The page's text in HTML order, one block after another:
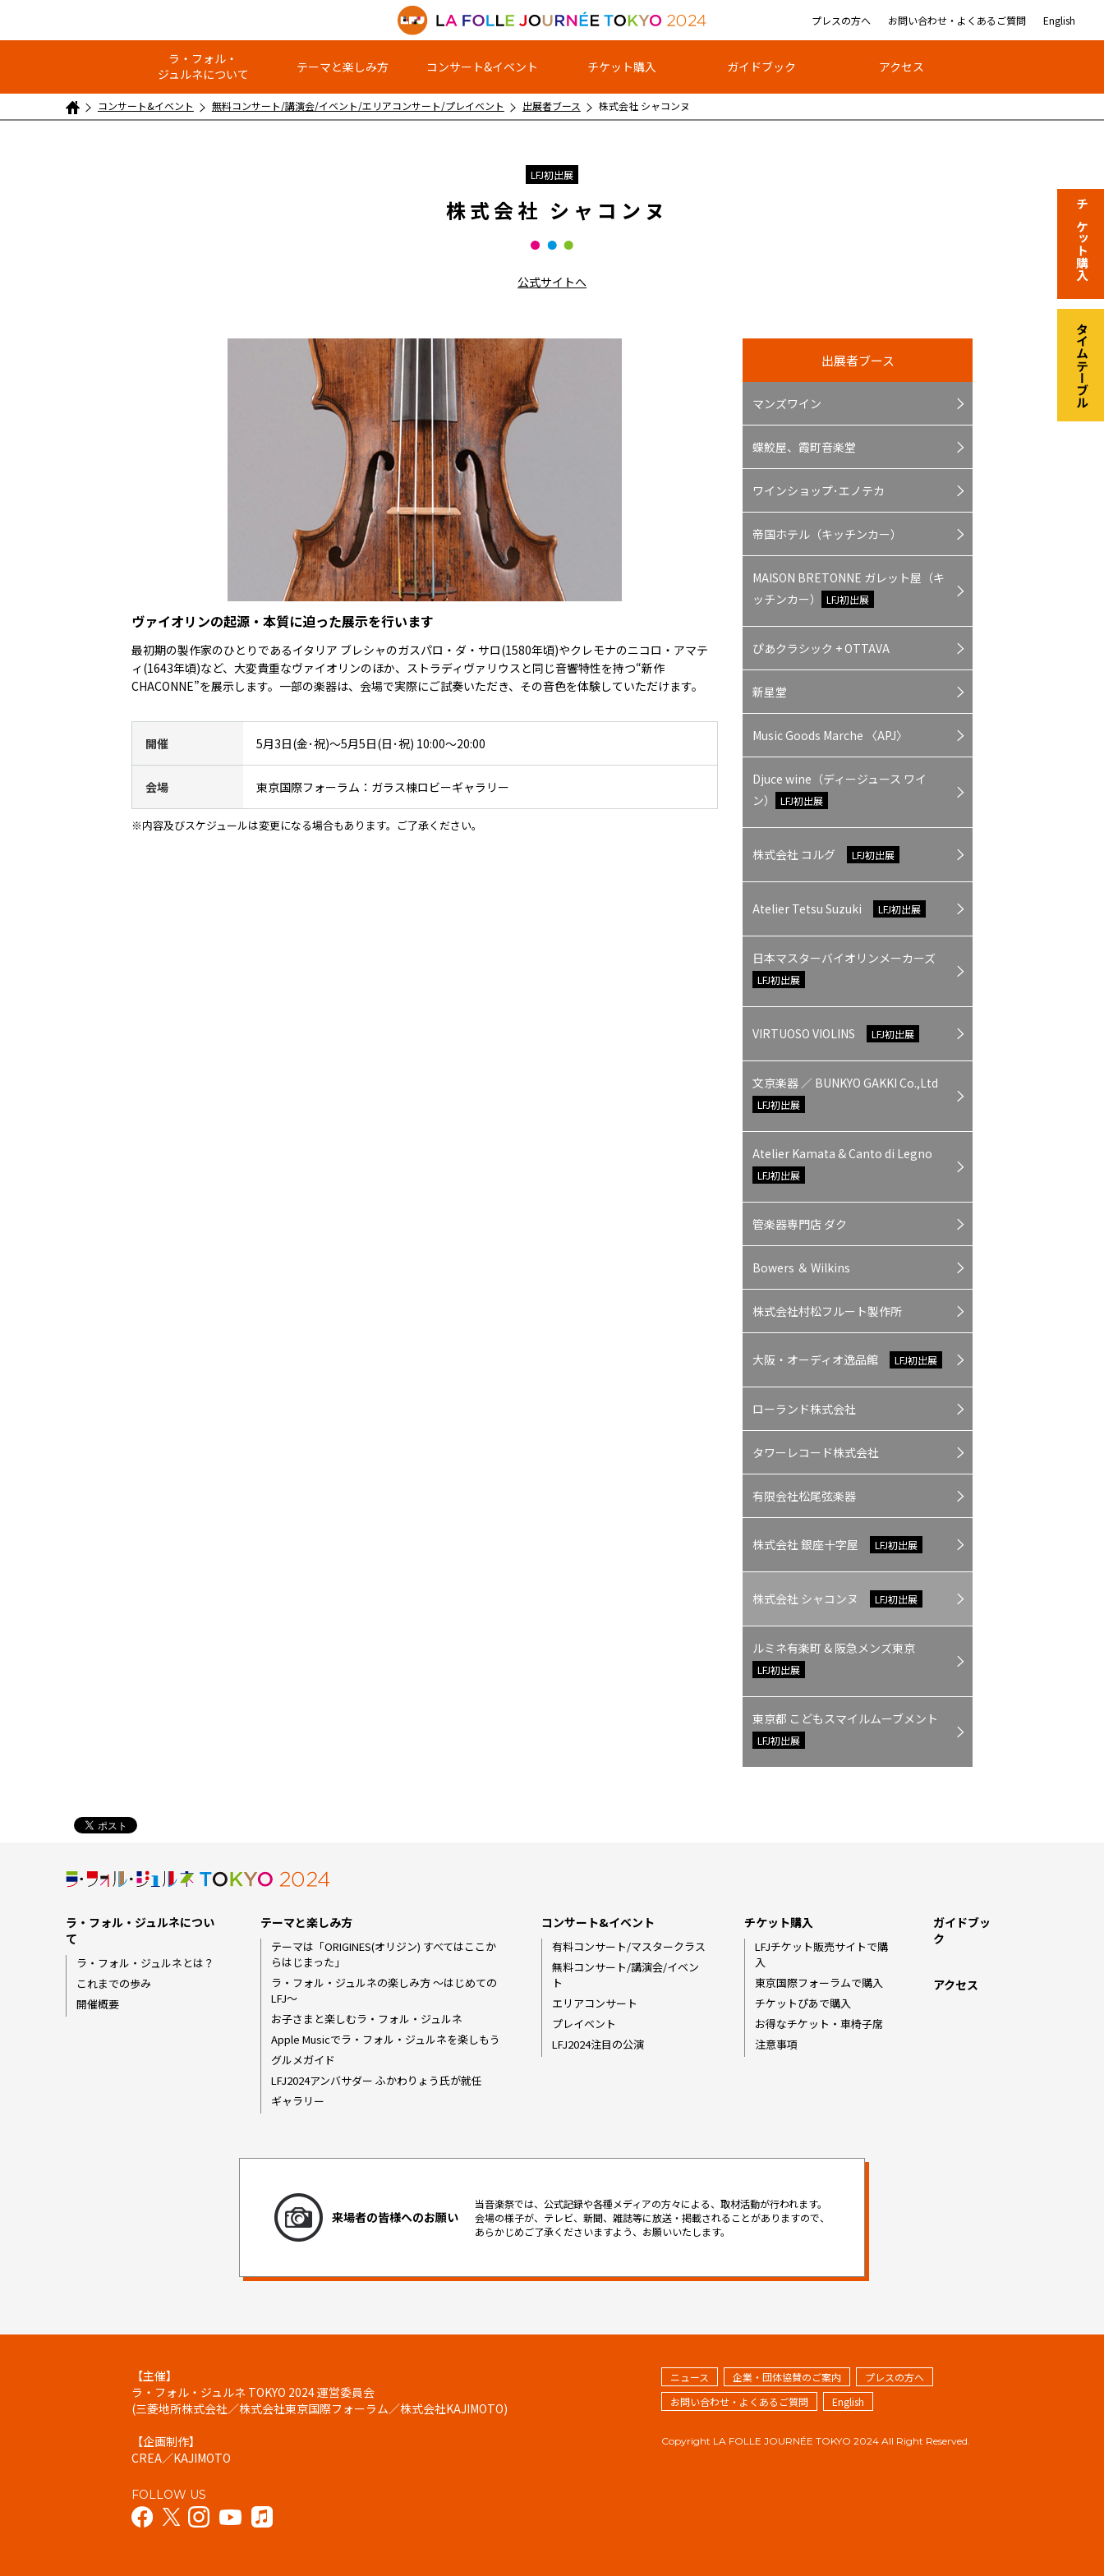
プレスの方へ お問い合わせ・よくあるご質問 English
ラ・フォル・
ジュルネについて
テーマと楽しみ方 コンサート&イベント チケット購入 ガイドブック アクセス
コンサート&イベント 無料コンサート/講演会/イベント/エリアコンサート/プレイベント 出展者ブース 株式会社 シャコンヌ
LFJ初出展
株式会社 シャコンヌ
公式サイトへ
出展者ブース
マンズワイン
蝶鮫屋、霞町音楽堂
ワインショップ･エノテカ
帝国ホテル（キッチンカー）
MAISON BRETONNE ガレット屋（キ
ッチンカー）
LFJ初出展
ぴあクラシック + OTTAVA
新星堂
Music Goods Marche 〈APJ〉
Djuce wine（ディージュース ワイ
ン）
LFJ初出展
株式会社 コルグ LFJ初出展
Atelier Tetsu Suzuki LFJ初出展
日本マスターバイオリンメーカーズ
LFJ初出展
VIRTUOSO VIOLINS LFJ初出展
文京楽器 ／ BUNKYO GAKKI Co.,Ltd
LFJ初出展
Atelier Kamata & Canto di Legno
LFJ初出展
管楽器専門店 ダク
Bowers ＆ Wilkins
株式会社村松フルート製作所
大阪・オーディオ逸品館 LFJ初出展
ローランド株式会社
タワーレコード株式会社
有限会社松尾弦楽器
株式会社 銀座十字屋 LFJ初出展
株式会社 シャコンヌ LFJ初出展
ルミネ有楽町 & 阪急メンズ東京
LFJ初出展
東京都 こどもスマイルムーブメント
LFJ初出展
ヴァイオリンの起源・本質に迫った展示を行います
最初期の製作家のひとりであるイタリア ブレシャのガスパロ・ダ・サロ(1580年頃)やクレモナのニコロ・アマテ
ィ(1643年頃)など、大変貴重なヴァイオリンのほか、ストラディヴァリウスと同じ音響特性を持つ“新作
CHACONNE”を展示します。一部の楽器は、会場で実際にご試奏いただき、その音色を体験していただけます。
開催 5月3日(金･祝)〜5月5日(日･祝) 10:00〜20:00
会場 東京国際フォーラム：ガラス棟ロビーギャラリー
※内容及びスケジュールは変更になる場合もあります。ご了承ください。
ラ・フォル・ジュルネについ
て
ラ・フォル・ジュルネとは？
これまでの歩み
開催概要
テーマと楽しみ方
テーマは「ORIGINES(オリジン) ――すべてはここか
らはじまった」
ラ・フォル・ジュルネの楽しみ方 〜はじめての
LFJ〜
お子さまと楽しむラ・フォル・ジュルネ
Apple Musicでラ・フォル・ジュルネを楽しもう
グルメガイド
LFJ2024アンバサダー ふかわりょう氏が就任
ギャラリー
コンサート&イベント
有料コンサート/マスタークラス
無料コンサート/講演会/イベン
ト
エリアコンサート
プレイベント
LFJ2024注目の公演
チケット購入
LFJチケット販売サイトで購
入
東京国際フォーラムで購入
チケットぴあで購入
お得なチケット・車椅子席
注意事項
ガイドブッ
ク
アクセス
来場者の皆様へのお願い
当音楽祭では、公式記録や各種メディアの方々による、取材活動が行われます。
会場の様子が、テレビ、新聞、雑誌等に放送・掲載されることがありますので、
あらかじめご了承くださいますよう、お願いいたします。
【主催】
ラ・フォル・ジュルネ TOKYO 2024 運営委員会
(三菱地所株式会社／株式会社東京国際フォーラム／株式会社KAJIMOTO)
【企画制作】
CREA／KAJIMOTO
FOLLOW US
ニュース 企業・団体協賛のご案内
プレスの方へ
お問い合わせ・よくあるご質問
English
Copyright LA FOLLE JOURNÉE TOKYO 2024 All Right Reserved.
チケット購入
タイムテーブル